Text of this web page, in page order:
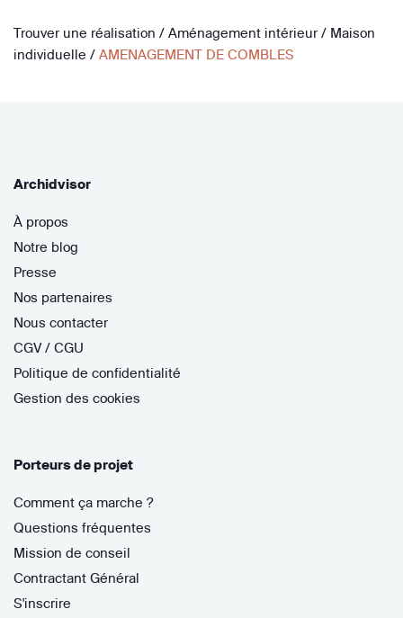
Trouver une réalisation / Aménagement intérieur / Maison
individuelle / AMENAGEMENT DE COMBLES
Archidvisor
À propos
Notre blog
Presse
Nos partenaires
Nous contacter
CGV / CGU
Politique de confidentialité
Gestion des cookies
Porteurs de projet
Comment ça marche ?
Questions fréquentes
Mission de conseil
Contractant Général
S'inscrire